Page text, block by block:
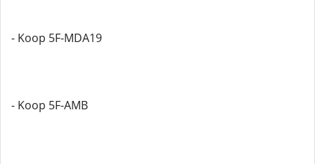
- Koop 5F-MDA19
- Koop 5F-AMB